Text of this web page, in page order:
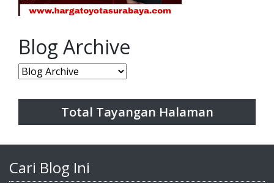
Blog Archive
Total Tayangan Halaman
Cari Blog Ini